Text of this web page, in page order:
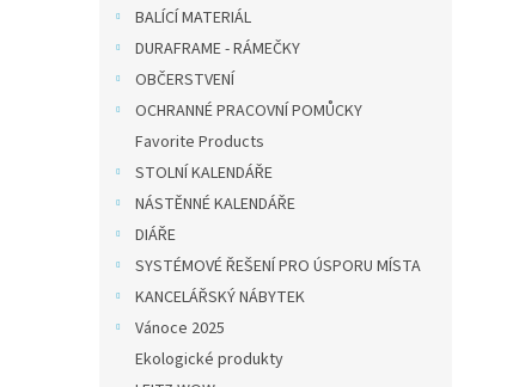
BALÍCÍ MATERIÁL
DURAFRAME - RÁMEČKY
OBČERSTVENÍ
OCHRANNÉ PRACOVNÍ POMŮCKY
Favorite Products
STOLNÍ KALENDÁŘE
NÁSTĚNNÉ KALENDÁŘE
DIÁŘE
SYSTÉMOVÉ ŘEŠENÍ PRO ÚSPORU MÍSTA
KANCELÁŘSKÝ NÁBYTEK
Vánoce 2025
Ekologické produkty